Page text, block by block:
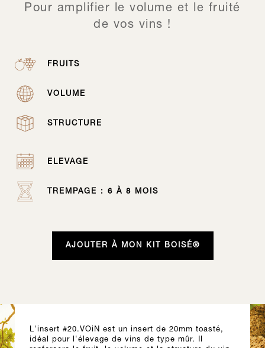
Pour amplifier le volume et le fruité
de vos vins !
FRUITS
VOLUME
STRUCTURE
ELEVAGE
TREMPAGE : 6 À 8 MOIS
AJOUTER À MON KIT BOISÉ®
L'insert #20.VOiN est un insert de 20mm toasté,
idéal pour l'élevage de vins de type mûr. Il